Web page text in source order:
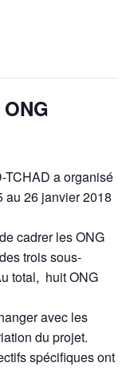
TCHAD a organisé
au 26 janvier 2018
cadrer les ONG
trois sous-
total, huit ONG
avec les
du projet.
spécifiques ont